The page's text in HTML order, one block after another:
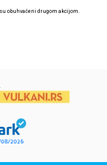
obuhvaćeni drugom akcijom.